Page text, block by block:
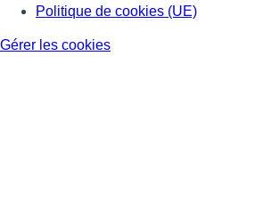
Politique de cookies (UE)
Gérer les cookies